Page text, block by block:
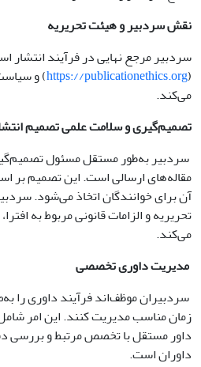
نقش سردبیر و هیئت تحریریه
سردبیر مرجع نهایی در فرآیند انتشار
(
https://publicationethics.org) و
می‌کند.
تصمیم‌گیری و سلامت علمی تصمیم
سردبیر به‌طور مستقل مسئول
مقاله‌های ارسالی است. این تصمیم بر
آن برای خوانندگان اتخاذ می‌شود.
تحریریه و الزامات قانونی مربوط به
می‌کند.
مدیریت داوری تخصصی
سردبیران موظف‌اند فرآیند داوری را
زمان مناسب مدیریت کنند. این امر
داور مستقل با تخصص مرتبط و بررسی
داوران است.